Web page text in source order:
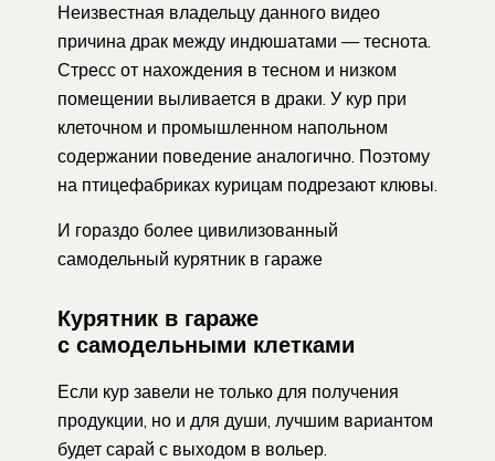
Неизвестная владельцу данного видео
причина драк между индюшатами — теснота.
Стресс от нахождения в тесном и низком
помещении выливается в драки. У кур при
клеточном и промышленном напольном
содержании поведение аналогично. Поэтому
на птицефабриках курицам подрезают клювы.
И гораздо более цивилизованный
самодельный курятник в гараже
Курятник в гараже
с самодельными клетками
Если кур завели не только для получения
продукции, но и для души, лучшим вариантом
будет сарай с выходом в вольер.